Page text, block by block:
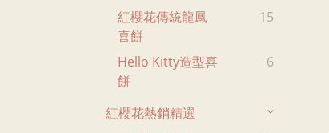
紅櫻花傳統龍鳳
喜餅
15
Hello Kitty造型喜
餅
6
紅櫻花熱銷精選